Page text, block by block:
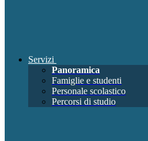
Servizi
Panoramica
Famiglie e studenti
Personale scolastico
Percorsi di studio